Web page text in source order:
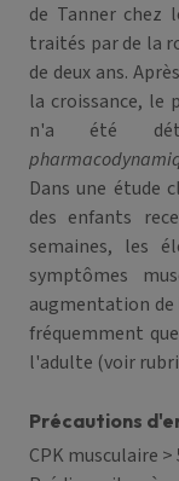
de Tanner chez
traités par de la
de deux ans.
la croissance, le
n'a été
Dans une étude
des enfants
semaines, les
symptômes
augmentation
fréquemment
l'adulte (voir
Précautions
CPK musculaire >